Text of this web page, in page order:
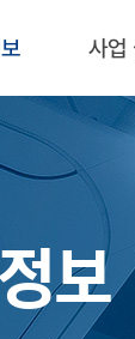
사업
보